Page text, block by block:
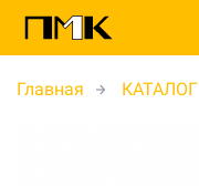
Главная КАТАЛОГ